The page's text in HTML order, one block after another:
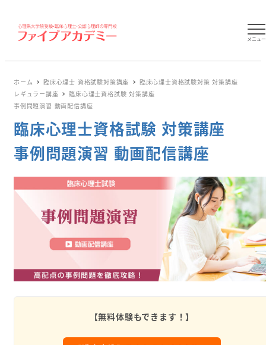
メニュー
ホーム 臨床心理士 資格試験対策講座
臨床心理士資格試験対策 対策講座
レギュラー講座
臨床心理士資格試験 対策講座
事例問題演習 動画配信講座
臨床心理士資格試験 対策講座
事例問題演習 動画配信講座
【無料体験もできます！】